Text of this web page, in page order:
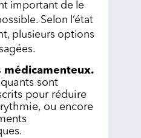
important de le
Selon l’état
plusieurs options
médicamenteux.
sont
pour réduire
ou encore